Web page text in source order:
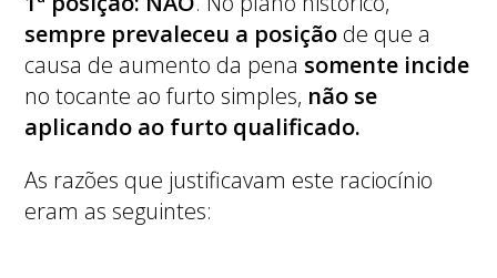
sempre prevaleceu a posição de que a
causa de aumento da pena somente incide
no tocante ao furto simples, não se
aplicando ao furto qualificado.
As razões que justificavam este raciocínio
eram as seguintes: